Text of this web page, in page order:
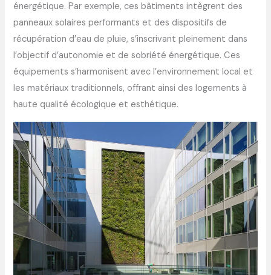
énergétique. Par exemple, ces bâtiments intègrent des
panneaux solaires performants et des dispositifs de
récupération d’eau de pluie, s’inscrivant pleinement dans
l’objectif d’autonomie et de sobriété énergétique. Ces
équipements s’harmonisent avec l’environnement local et
les matériaux traditionnels, offrant ainsi des logements à
haute qualité écologique et esthétique.